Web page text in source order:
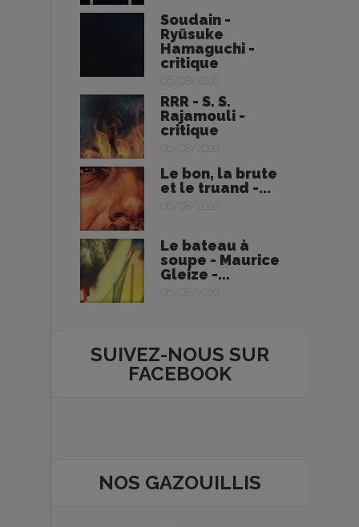
Soudain -
Ryūsuke
Hamaguchi -
critique
06/08/2026
RRR - S. S.
Rajamouli -
critique
06/08/2026
Le bon, la brute
et le truand -...
06/08/2026
Le bateau à
soupe - Maurice
Gleize -...
06/08/2026
SUIVEZ-NOUS SUR
FACEBOOK
NOS GAZOUILLIS